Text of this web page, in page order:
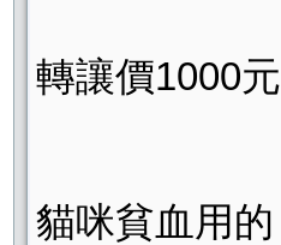
轉讓價1000元
貓咪貧血用的